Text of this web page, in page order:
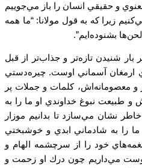
و حقيقي انسان را باز مي‌جوييم
زيرا كه به قول مولانا: “ما همه
بشنوده‌ايم”.
بار شنيدن تازه‌تر و جذاب‌تر از قبل
ارمغان آسماني اوست. چيره‌دستي
و معصومانه‌اش، كلمات و جملات پر
طبيعت نبوغ خداوندي او ما را به
نشان مي‌سازد تا بدانيم موزار
ما را به شادماني ابدي و خوشبختي
خود را از سرچشمه الهام و
مي‌داريم چون درك او زحمت و